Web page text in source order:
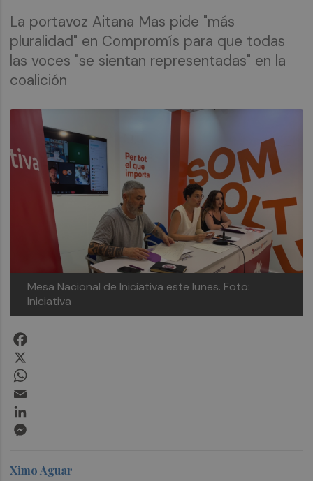
La portavoz Aitana Mas pide "más
pluralidad" en Compromís para que todas
las voces "se sientan representadas" en la
coalición
Mesa Nacional de Iniciativa este lunes. Foto:
Iniciativa
Ximo Aguar